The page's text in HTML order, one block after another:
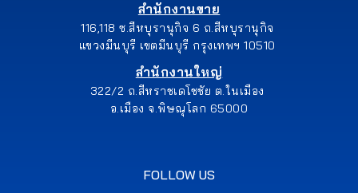
สำนักงานขาย
116,118 ซ.สีหบุรานุกิจ 6 ถ.สีหบุรานุกิจ
แขวงมีนบุรี เขตมีนบุรี กรุงเทพฯ 10510
สำนักงานใหญ่
322/2 ถ.สีหราชเดโชชัย ต.ในเมือง
อ.เมือง จ.พิษณุโลก 65000
FOLLOW US